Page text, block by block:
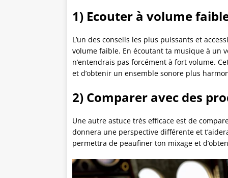
1) Ecouter à volume
L’un des conseils les plus puissants et
volume faible. En écoutant ta musique à un
n’entendrais pas forcément à fort volume.
et d’obtenir un ensemble sonore plus
2) Comparer avec des
Une autre astuce très efficace est de
donnera une perspective différente et
permettra de peaufiner ton mixage et